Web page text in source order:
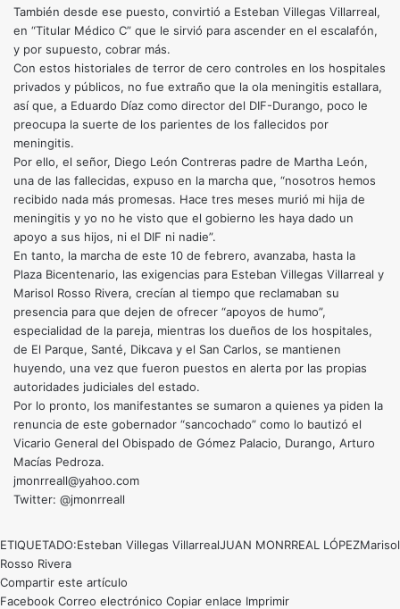
También desde ese puesto, convirtió a Esteban Villegas Villarreal,
en “Titular Médico C” que le sirvió para ascender en el escalafón,
y por supuesto, cobrar más.
Con estos historiales de terror de cero controles en los hospitales
privados y públicos, no fue extraño que la ola meningitis estallara,
así que, a Eduardo Díaz como director del DIF-Durango, poco le
preocupa la suerte de los parientes de los fallecidos por
meningitis.
Por ello, el señor, Diego León Contreras padre de Martha León,
una de las fallecidas, expuso en la marcha que, “nosotros hemos
recibido nada más promesas. Hace tres meses murió mi hija de
meningitis y yo no he visto que el gobierno les haya dado un
apoyo a sus hijos, ni el DIF ni nadie”.
En tanto, la marcha de este 10 de febrero, avanzaba, hasta la
Plaza Bicentenario, las exigencias para Esteban Villegas Villarreal y
Marisol Rosso Rivera, crecían al tiempo que reclamaban su
presencia para que dejen de ofrecer “apoyos de humo”,
especialidad de la pareja, mientras los dueños de los hospitales,
de El Parque, Santé, Dikcava y el San Carlos, se mantienen
huyendo, una vez que fueron puestos en alerta por las propias
autoridades judiciales del estado.
Por lo pronto, los manifestantes se sumaron a quienes ya piden la
renuncia de este gobernador “sancochado” como lo bautizó el
Vicario General del Obispado de Gómez Palacio, Durango, Arturo
Macías Pedroza.
jmonrreall@yahoo.com
Twitter: @jmonrreall
ETIQUETADO:Esteban Villegas VillarrealJUAN MONRREAL LÓPEZMarisol
Rosso Rivera
Compartir este artículo
Facebook Correo electrónico Copiar enlace Imprimir